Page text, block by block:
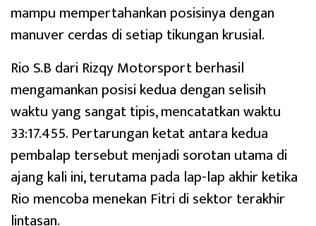
mampu mempertahankan posisinya dengan
manuver cerdas di setiap tikungan krusial.
Rio S.B dari Rizqy Motorsport berhasil
mengamankan posisi kedua dengan selisih
waktu yang sangat tipis, mencatatkan waktu
33:17.455. Pertarungan ketat antara kedua
pembalap tersebut menjadi sorotan utama di
ajang kali ini, terutama pada lap-lap akhir ketika
Rio mencoba menekan Fitri di sektor terakhir
lintasan.